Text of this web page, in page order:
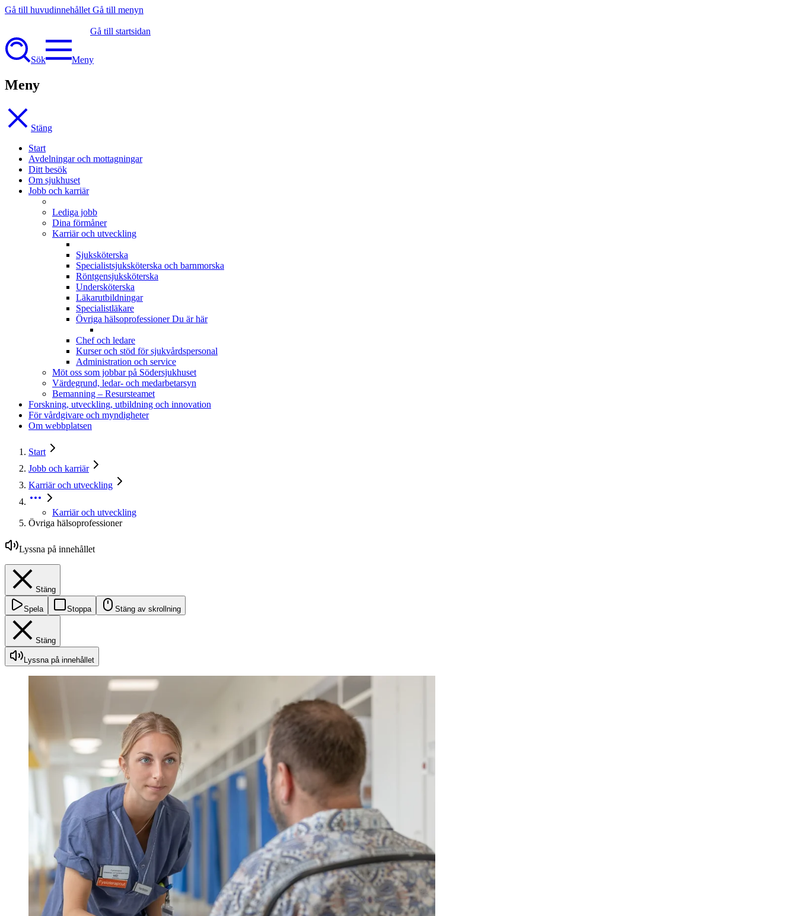
Gå till huvudinnehållet Gå till menyn
Gå till startsidan
Sök Meny
Meny
Stäng
Start
Avdelningar och mottagningar
Ditt besök
Om sjukhuset
Jobb och karriär
Lediga jobb
Dina förmåner
Karriär och utveckling
Sjuksköterska
Specialistsjuksköterska och barnmorska
Röntgensjuksköterska
Undersköterska
Läkarutbildningar
Specialistläkare
Övriga hälsoprofessioner Du är här
Chef och ledare
Kurser och stöd för sjukvårdspersonal
Administration och service
Möt oss som jobbar på Södersjukhuset
Värdegrund, ledar- och medarbetarsyn
Bemanning – Resursteamet
Forskning, utveckling, utbildning och innovation
För vårdgivare och myndigheter
Om webbplatsen
Start
Jobb och karriär
Karriär och utveckling
Karriär och utveckling
Övriga hälsoprofessioner
Lyssna på innehållet
Stäng
Spela Stoppa Stäng av skrollning
Stäng
Lyssna på innehållet